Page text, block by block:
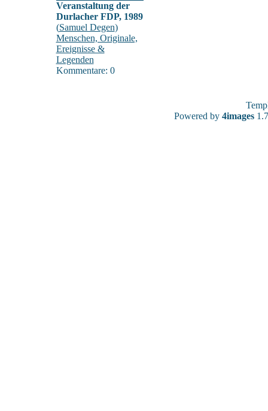
Veranstaltung der
Durlacher FDP, 1989
(Samuel Degen)
Menschen, Originale,
Ereignisse &
Legenden
Kommentare: 0
Powered by 4images